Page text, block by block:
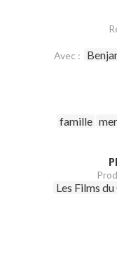
Avec :
famille mer
Les Films du